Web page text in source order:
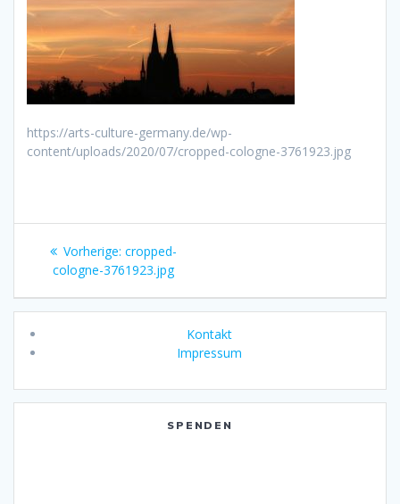
https://arts-culture-germany.de/wp-
content/uploads/2020/07/cropped-cologne-3761923.jpg
Beitragsnavigation
Vorherige: Vorheriger
Beitrag:
cropped-
cologne-3761923.jpg
Kontakt
Impressum
SPENDEN